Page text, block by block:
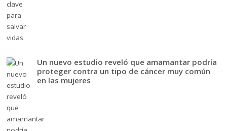
Un nuevo estudio reveló que amamantar podría
proteger contra un tipo de cáncer muy común
en las mujeres